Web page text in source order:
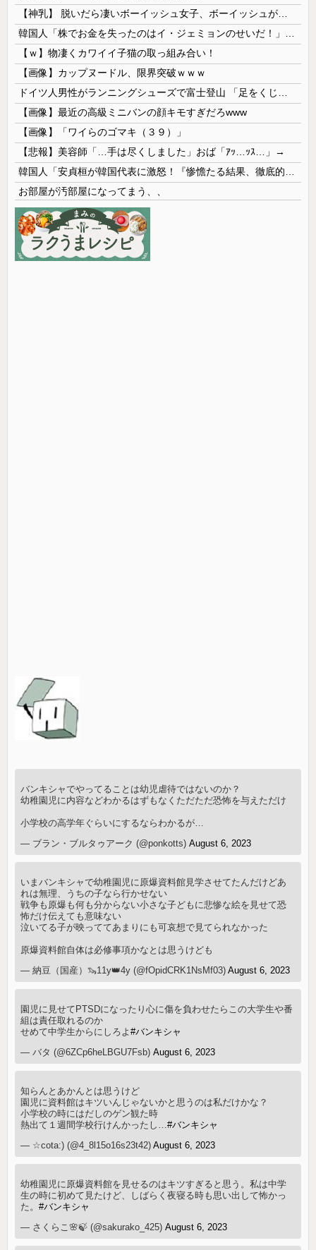
【ｗ】物凄くカワイイ子猫の取っ組み合い！
【画像】カップヌードル、限界突破ｗｗｗ
【画像】最近の高級ミニバンの顔キモすぎだろwww
【画像】「ワイらのゴマキ（３９）」
【悲報】美容師「…手は尽くしました」おば「ｱｯ…ｯｽ…」→
お部屋が汚部屋になってまう、、
バンキシャでやってることは幼児虐待ではないのか？
幼稚園児に内容などわかるはずもなくただただ恐怖を与えただけ
小学校の高学年ぐらいにするならわかるが…
— ブラン・ブルタゥアーク (@ponkotts)August 6, 2023
いまバンキシャで幼稚園児に原爆資料館見学させてたんだけどあ
れは無理、うちの子なら行かせない
戦争も原爆も何も分からない小さな子どもに悲惨な絵を見せて恐
怖だけ伝えても意味ない
泣いてる子が映っててあまりにも可哀想で見てられなかった
原爆資料館自体は必修事項かなとは思うけども
— 納豆（国産）🦦11y👑4y (@fOpidCRK1NsMf03)August 6, 2023
園児に見せてPTSDになったり心に傷を負わせたらこの大学生や番
組は責任取れるのか
せめて中学生からにしろよ#バンキシャ
— バタ (@6ZCp6heLBGU7Fsb)August 6, 2023
知らんとあかんとは思うけど
園児に資料館はキツいんじゃないかと思うのは私だけかな？
小学校の時にはだしのゲン観た時
熱出て１週間学校行けんかったし…#バンキシャ
— ☆cota:) (@4_8l15o16s23t42)August 6, 2023
幼稚園児に原爆資料館を見せるのはキツすぎると思う。私は中学
生の時に初めて見たけど、しばらく夜寝る時も思い出して怖かっ
た。#バンキシャ
— さくらこ🌸🍃 (@sakurako_425)August 6, 2023